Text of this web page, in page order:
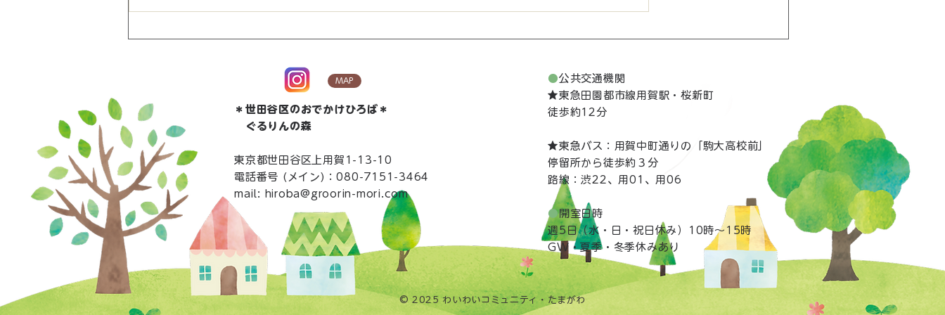
8/1(土)10時～web予約開始
年間を通じて、 保育士、あるい
にぴったりのお仕事！と思い当た
幸いです。 仕事を始める時期な
どは、ご都合しだいでけっこうで
す。 よろ
7/2(木)10時～web予約開始
MAP
＊世田谷区のおでかけひろば​＊
ぐるりんの森
東京都世田谷区上用賀1-13-10
電話番号 (メイン)：080-7151-3464
mail:
hiroba@groorin-mori.com
●公共交通機関
★東急田園都市線用賀駅・桜新町
徒歩約12分
​★東急バス：用賀中町通りの「駒大高校前」
停留所から徒歩約３分
​路線：渋22、用01、用06
●開室日時
週5日（水・日・祝日休み）10時～15時
GW・夏季・冬季休みあり
© 2025 わいわいコミュニティ・たまがわ